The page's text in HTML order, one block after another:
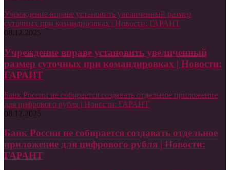
Учреждение вправе установить увеличенный размер
суточных при командировках | Новости: ГАРАНТ
08.12.2025
Учреждение вправе установить увеличенный
размер суточных при командировках | Новости:
ГАРАНТ
Банк России не собирается создавать отдельное приложение
для цифрового рубля | Новости: ГАРАНТ
08.12.2025
Банк России не собирается создавать отдельное
приложение для цифрового рубля | Новости:
ГАРАНТ